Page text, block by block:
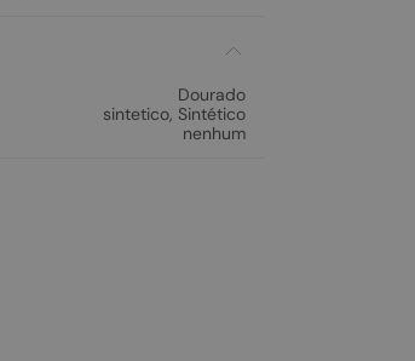
Dourado
sintetico, Sintético
nenhum